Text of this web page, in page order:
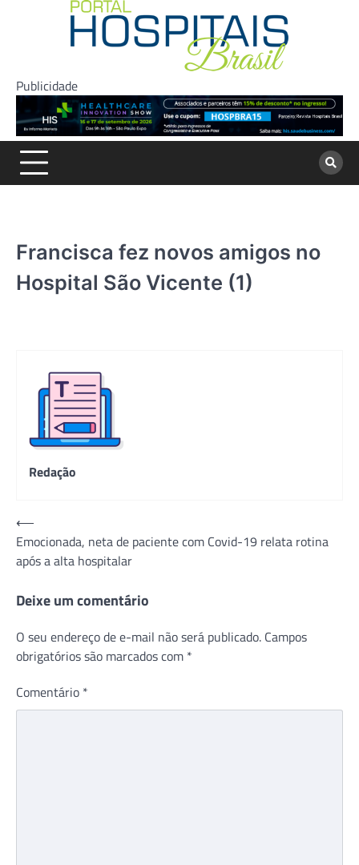
Publicidade
Francisca fez novos amigos no
Hospital São Vicente (1)
Redação
Navegação
de
Post
⟵
Emocionada, neta de paciente com Covid-19 relata rotina
após a alta hospitalar
Deixe um comentário
O seu endereço de e-mail não será publicado. Campos
obrigatórios são marcados com *
Comentário *